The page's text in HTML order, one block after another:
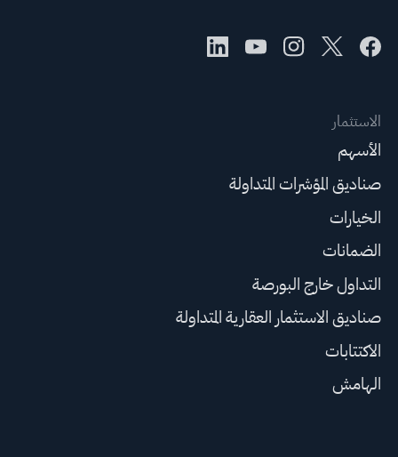
الاستثمار
الأسهم
صناديق المؤشرات المتداولة
الخيارات
الضمانات
التداول خارج البورصة
صناديق الاستثمار العقارية المتداولة
الاكتتابات
الهامش